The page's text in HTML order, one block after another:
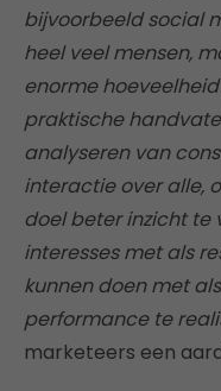
bijvoorbeeld social
heel veel mensen,
enorme
praktische
analyseren van
interactie over alle,
doel beter inzicht te
interesses met als
kunnen doen met
performance te
marketeers een